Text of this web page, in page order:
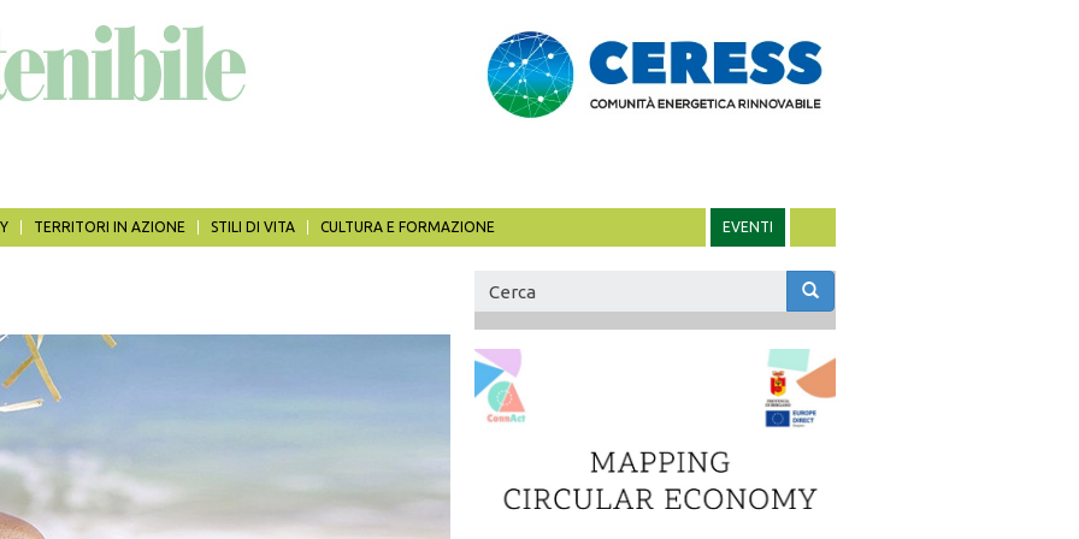
TERRITORI IN AZIONE STILI DI VITA CULTURA E FORMAZIONE EVENTI
Form
di
ricerca